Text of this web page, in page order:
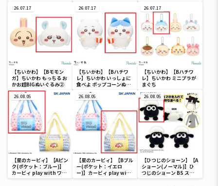
26.07.17
【ちいかわ】【Bモモン
ガ】ちいかわ もっちる お
かお超BIGぬいぐるみ②
26.07.17
【ちいかわ】【Bハチワ
レ】ちいかわ いっしょに
食べよ ポップコーンぬい
ぐるみ
26.07.17
【ちいかわ】【Bハチワ
レ】ちいかわ ミニプラが
まぐち
26.08.05
【星のカービィ】【Aピン
ク(ポケット：ブルー)】
カービィ play with ワド
ルディ ボストンバッグ
26.08.05
【星のカービィ】【Bブル
ー(ポケット：イエロ
ー)】カービィ play with
ワドルディ ボストンバッ
26.08.05
【ひつじのショーン】【A
ショーン(ノーマル)】ひ
つじのショーン BS スマ
ホショーンルダー